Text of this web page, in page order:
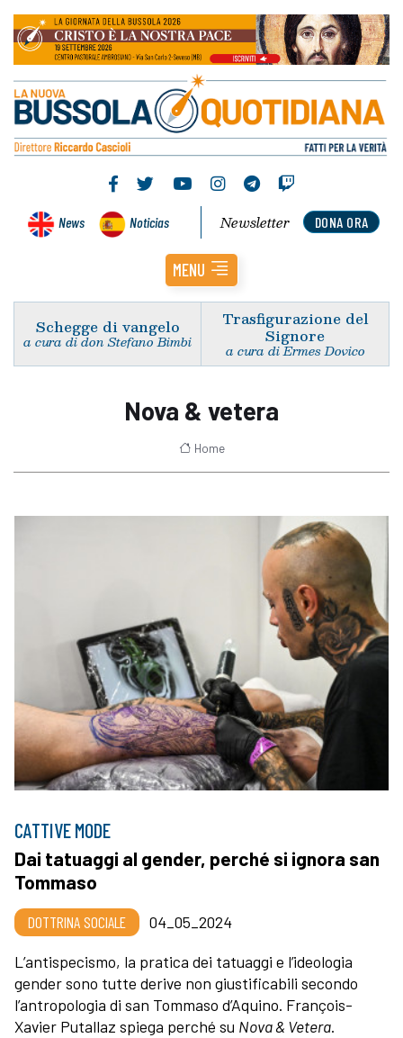
News Noticias DONA ORA
Newsletter
MENU
Schegge di vangelo
a cura di don Stefano Bimbi
Trasfigurazione del
Signore
a cura di Ermes Dovico
Nova & vetera
Home
CATTIVE MODE
Dai tatuaggi al gender, perché si ignora san
Tommaso
DOTTRINA SOCIALE
04_05_2024
L’antispecismo, la pratica dei tatuaggi e l’ideologia
gender sono tutte derive non giustificabili secondo
l’antropologia di san Tommaso d’Aquino. François-
Xavier Putallaz spiega perché su Nova & Vetera.